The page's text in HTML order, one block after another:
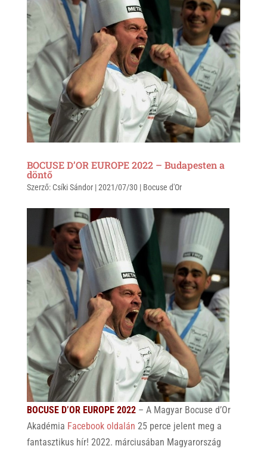
BOCUSE D’OR EUROPE 2022 – Budapesten a
döntő
Szerző: Csíki Sándor|2021/07/30 | Bocuse d'Or
BOCUSE D’OR EUROPE 2022– A Magyar Bocuse d’Or
Akadémia Facebook oldalán 25 perce jelent meg a
fantasztikus hír! 2022. márciusában Magyarország